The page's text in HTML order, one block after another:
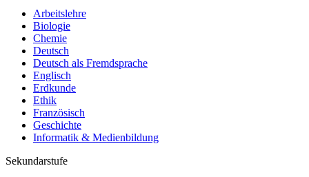
Arbeitslehre
Biologie
Chemie
Deutsch
Deutsch als Fremdsprache
Englisch
Erdkunde
Ethik
Französisch
Geschichte
Informatik & Medienbildung
Sekundarstufe